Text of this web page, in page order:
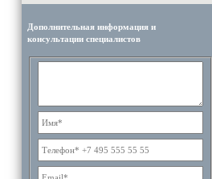
Дополнительная информация и
консультации специалистов